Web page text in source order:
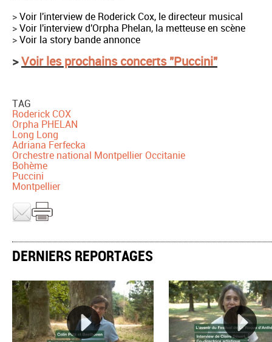
>Voir l'interview de Roderick Cox, le directeur musical
>Voir l'interview d'Orpha Phelan, la metteuse en scène
>Voir la story bande annonce
>Voir les prochains concerts "Puccini"
TAG
Roderick COX
Orpha PHELAN
Long Long
Adriana Ferfecka
Orchestre national Montpellier Occitanie
Bohème
Puccini
Montpellier
DERNIERS REPORTAGES